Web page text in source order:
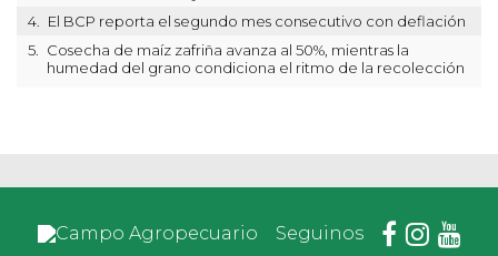
4.
El BCP reporta el segundo mes consecutivo con deflación
5.
Cosecha de maíz zafriña avanza al 50%, mientras la
humedad del grano condiciona el ritmo de la recolección
Seguinos